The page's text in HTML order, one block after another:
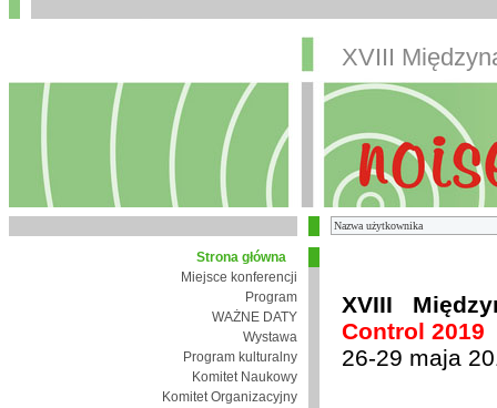
XVIII
Strona główna
Miejsce konferencji
Program
WAŻNE DATY
Wystawa
Program kulturalny
Komitet Naukowy
Komitet Organizacyjny
XVIII
Control 2019
26-29 maja